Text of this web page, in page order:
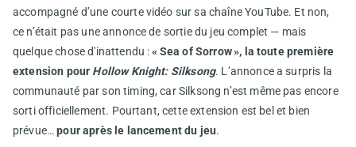
accompagné d’une courte vidéo sur sa chaîne YouTube. Et non,
ce n’était pas une annonce de sortie du jeu complet — mais
quelque chose d'inattendu :« Sea of Sorrow », la toute première
extension pour Hollow Knight: Silksong. L’annonce a surpris la
communauté par son timing, car Silksong n’est même pas encore
sorti officiellement. Pourtant, cette extension est bel et bien
prévue…pour après le lancement du jeu.